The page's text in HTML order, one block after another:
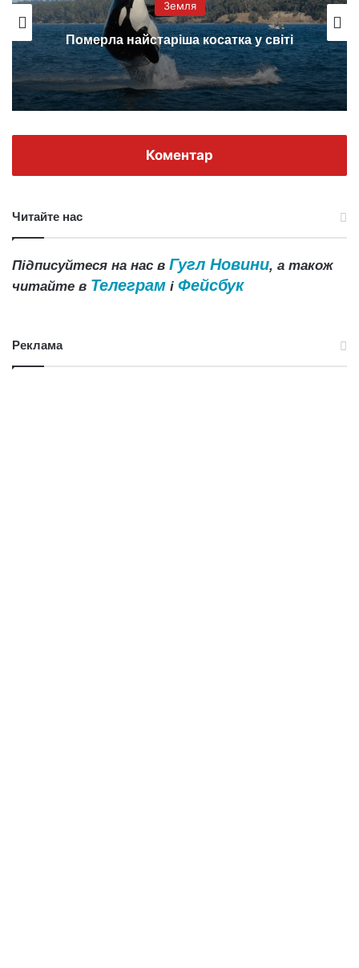
Земля
Померла найстаріша косатка у світі
Коментар
Читайте нас
Підписуйтеся на нас в Гугл Новини, а також
читайте в Телеграм і Фейсбук
Реклама